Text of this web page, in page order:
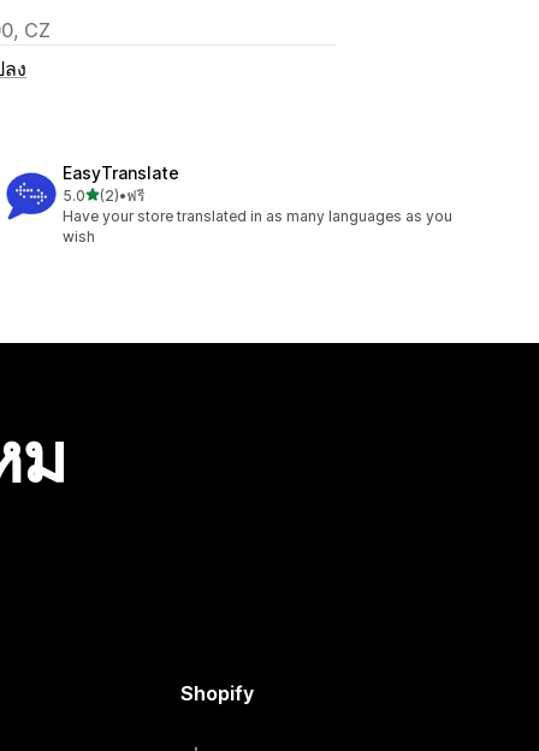
CZ
ง
EasyTranslate
5.0เต็ม 5 ดาว
(2)
ทั้งหมด 2 รีวิว
•ฟรี
Have your store translated in as many languages as you
wish
ม
Shopify